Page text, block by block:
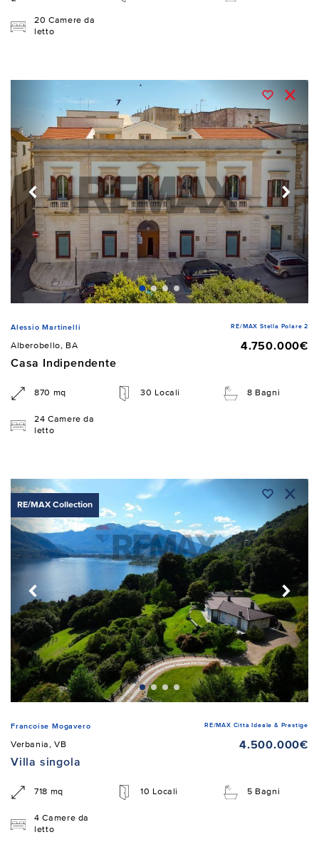
20 Camere da
letto
Alessio Martinelli RE/MAX Stella Polare 2
Alberobello, BA
4.750.000€
Casa Indipendente
870 mq 30 Locali 8 Bagni
24 Camere da
letto
RE/MAX Collection
Francoise Mogavero RE/MAX Città Ideale & Prestige
Verbania, VB
4.500.000€
Villa singola
718 mq 10 Locali 5 Bagni
4 Camere da
letto